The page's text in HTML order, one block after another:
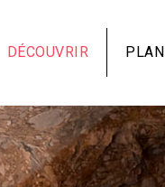
DÉCOUVRIR PLAN